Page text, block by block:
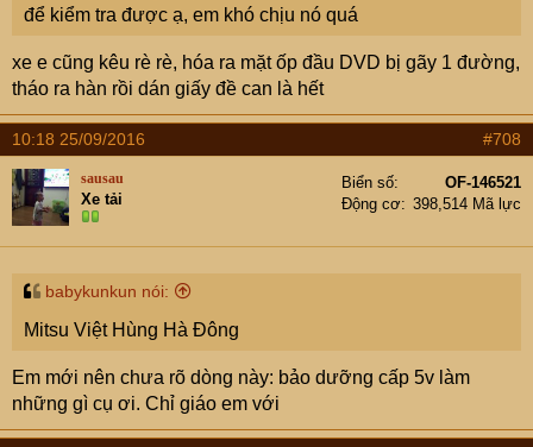
để kiểm tra được ạ, em khó chịu nó quá
xe e cũng kêu rè rè, hóa ra mặt ốp đầu DVD bị gãy 1 đường,
tháo ra hàn rồi dán giấy đề can là hết
10:18 25/09/2016 #708
sausau
Xe tải
Biển số
OF-146521
Động cơ
398,514 Mã lực
babykunkun nói:
Mitsu Việt Hùng Hà Đông
Em mới nên chưa rõ dòng này: bảo dưỡng cấp 5v làm
những gì cụ ơi. Chỉ giáo em với